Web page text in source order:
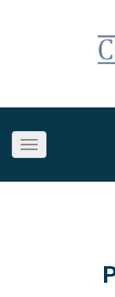
Toggle
navigation